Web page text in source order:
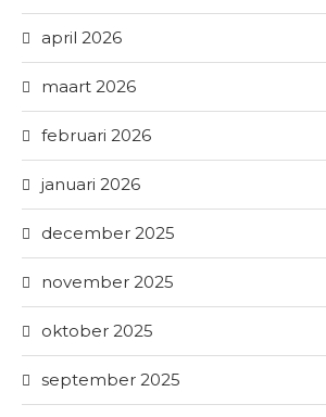
april 2026
maart 2026
februari 2026
januari 2026
december 2025
november 2025
oktober 2025
september 2025